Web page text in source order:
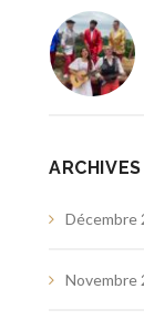
ARCHIVES
Décembre
Novembre